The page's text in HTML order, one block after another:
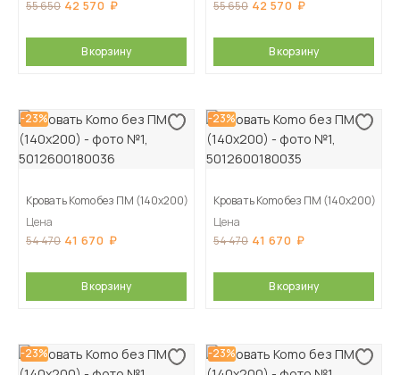
55 650 42 570
В корзину
55 650 42 570
В корзину
-23%
Кровать Komo без ПМ (140х200)
Цена
54 470 41 670
В корзину
-23%
Кровать Komo без ПМ (140х200)
Цена
54 470 41 670
В корзину
-23% -23%